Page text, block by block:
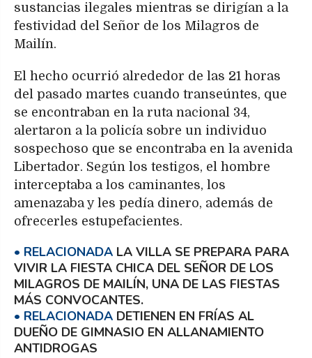
sustancias ilegales mientras se dirigían a la
festividad del Señor de los Milagros de
Mailín.
El hecho ocurrió alrededor de las 21 horas
del pasado martes cuando transeúntes, que
se encontraban en la ruta nacional 34,
alertaron a la policía sobre un individuo
sospechoso que se encontraba en la avenida
Libertador. Según los testigos, el hombre
interceptaba a los caminantes, los
amenazaba y les pedía dinero, además de
ofrecerles estupefacientes.
LA VILLA SE PREPARA PARA
VIVIR LA FIESTA CHICA DEL SEÑOR DE LOS
MILAGROS DE MAILÍN, UNA DE LAS FIESTAS
MÁS CONVOCANTES.
DETIENEN EN FRÍAS AL
DUEÑO DE GIMNASIO EN ALLANAMIENTO
ANTIDROGAS